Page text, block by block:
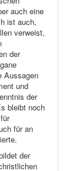
auch eine
ist auch,
verweist,
der
Aussagen
und
der
bleibt noch
für an
der